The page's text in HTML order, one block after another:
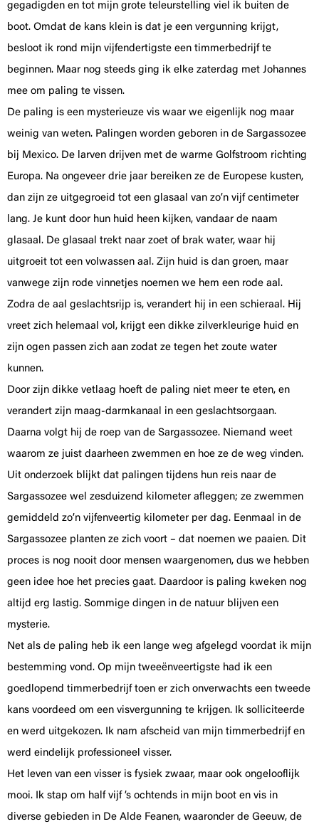
gegadigden en tot mijn grote teleurstelling viel ik buiten de
boot. Omdat de kans klein is dat je een vergunning krijgt,
besloot ik rond mijn vijfendertigste een timmerbedrijf te
beginnen. Maar nog steeds ging ik elke zaterdag met Johannes
mee om paling te vissen.
De paling is een mysterieuze vis waar we eigenlijk nog maar
weinig van weten. Palingen worden geboren in de Sargassozee
bij Mexico. De larven drijven met de warme Golfstroom richting
Europa. Na ongeveer drie jaar bereiken ze de Europese kusten,
dan zijn ze uitgegroeid tot een glasaal van zo’n vijf centimeter
lang. Je kunt door hun huid heen kijken, vandaar de naam
glasaal. De glasaal trekt naar zoet of brak water, waar hij
uitgroeit tot een volwassen aal. Zijn huid is dan groen, maar
vanwege zijn rode vinnetjes noemen we hem een rode aal.
Zodra de aal geslachtsrijp is, verandert hij in een schieraal. Hij
vreet zich helemaal vol, krijgt een dikke zilverkleurige huid en
zijn ogen passen zich aan zodat ze tegen het zoute water
kunnen.
Door zijn dikke vetlaag hoeft de paling niet meer te eten, en
verandert zijn maag-darmkanaal in een geslachtsorgaan.
Daarna volgt hij de roep van de Sargassozee. Niemand weet
waarom ze juist daarheen zwemmen en hoe ze de weg vinden.
Uit onderzoek blijkt dat palingen tijdens hun reis naar de
Sargassozee wel zesduizend kilometer afleggen; ze zwemmen
gemiddeld zo’n vijfenveertig kilometer per dag. Eenmaal in de
Sargassozee planten ze zich voort – dat noemen we paaien. Dit
proces is nog nooit door mensen waargenomen, dus we hebben
geen idee hoe het precies gaat. Daardoor is paling kweken nog
altijd erg lastig. Sommige dingen in de natuur blijven een
mysterie.
Net als de paling heb ik een lange weg afgelegd voordat ik mijn
bestemming vond. Op mijn tweeënveertigste had ik een
goedlopend timmerbedrijf toen er zich onverwachts een tweede
kans voordeed om een visvergunning te krijgen. Ik solliciteerde
en werd uitgekozen. Ik nam afscheid van mijn timmerbedrijf en
werd eindelijk professioneel visser.
Het leven van een visser is fysiek zwaar, maar ook ongelooflijk
mooi. Ik stap om half vijf ’s ochtends in mijn boot en vis in
diverse gebieden in De Alde Feanen, waaronder de Geeuw, de